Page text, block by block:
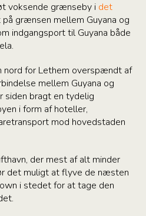
voksende grænseby i det
på grænsen mellem Guyana og
indgangsport til Guyana både
for Lethem overspændt af
mellem Guyana og
siden bragt en tydelig
i form af hoteller,
mod hovedstaden
der mest af alt minder
det muligt at flyve de næsten
i stedet for at tage den